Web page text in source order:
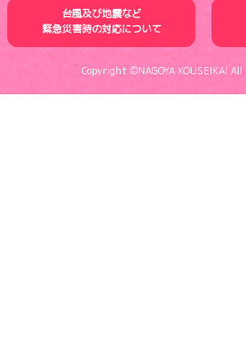
台風及び地震など
緊急災害時の対応について
Copyright ©NAGOYA KOUSEIKAI